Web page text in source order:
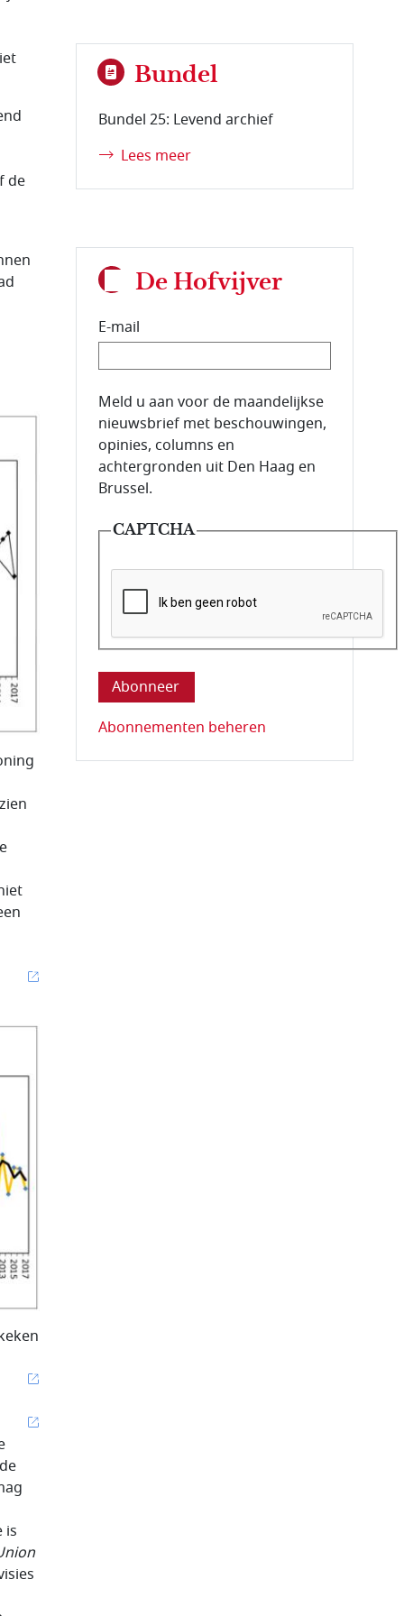
de
is
Bundel
Bundel 25: Levend archief
Lees meer
De Hofvijver
E-mail
E-mailadres van de abonnee.
Meld u aan voor de maandelijkse
nieuwsbrief met beschouwingen,
opinies, columns en
achtergronden uit Den Haag en
Brussel.
CAPTCHA
Deze vraag is om te controleren dat u
Abonnementen beheren